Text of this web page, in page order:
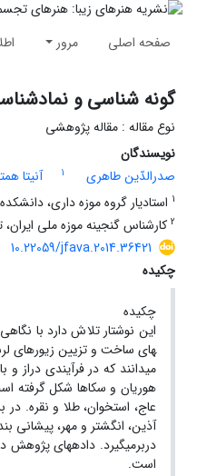
صفحه اصلی مرور
گونه شناسی و
نوع مقاله : مقاله پژوهشی
نویسندگان
صدرالدّین طاهری
1 آنیتا
1 استادیار گروه موزه داری،
2 کارشناس گنجینه موزه ملی ایران،
10.22059/jfava.2014.36421
چکیده
چکیده
این نوشتار تلاش دارد با
های­ ساخت و تزیین زیورهای
می­دانند که در فرآیندی دراز و
هوریان و سکاها شکل گرفته
عاج، استخوان، طلا و نقره. در
آذین، انگشتر و مهر، پیشانی
دربرمی­گیرد. داده­های پژوهش
است.